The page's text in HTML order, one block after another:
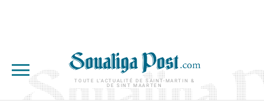
TOUTE L'ACTUALITÉ DE SAINT-MARTIN &
DE SINT MAARTEN